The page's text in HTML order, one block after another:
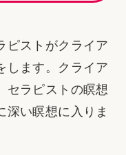
ピストがクライア
します。クライア
セラピストの瞑想
深い瞑想に入りま